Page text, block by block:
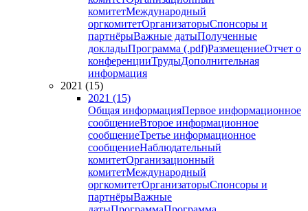
комитетМеждународный
оргкомитетОрганизаторыСпонсоры и
партнёрыВажные датыПолученные
докладыПрограмма (.pdf)РазмещениеОтчет о
конференцииТрудыДополнительная
информация
2021 (15)
2021 (15)
Общая информацияПервое информационное
сообщениеВторое информационное
сообщениеТретье информационное
сообщениеНаблюдательный
комитетОрганизационный
комитетМеждународный
оргкомитетОрганизаторыСпонсоры и
партнёрыВажные